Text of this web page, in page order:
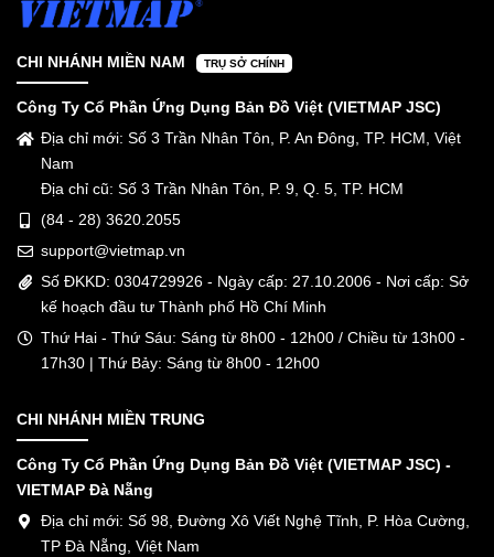
CHI NHÁNH MIỀN NAM TRỤ SỞ CHÍNH
Công Ty Cổ Phần Ứng Dụng Bản Đồ Việt (VIETMAP JSC)
Địa chỉ mới: Số 3 Trần Nhân Tôn, P. An Đông, TP. HCM, Việt
Nam
Địa chỉ cũ: Số 3 Trần Nhân Tôn, P. 9, Q. 5, TP. HCM
(84 - 28) 3620.2055
support@vietmap.vn
Số ĐKKD: 0304729926 - Ngày cấp: 27.10.2006 - Nơi cấp: Sở
kế hoạch đầu tư Thành phố Hồ Chí Minh
Thứ Hai - Thứ Sáu: Sáng từ 8h00 - 12h00 / Chiều từ 13h00 -
17h30 | Thứ Bảy: Sáng từ 8h00 - 12h00
CHI NHÁNH MIỀN TRUNG
Công Ty Cổ Phần Ứng Dụng Bản Đồ Việt (VIETMAP JSC) -
VIETMAP Đà Nẵng
Địa chỉ mới: Số 98, Đường Xô Viết Nghệ Tĩnh, P. Hòa Cường,
TP Đà Nẵng, Việt Nam